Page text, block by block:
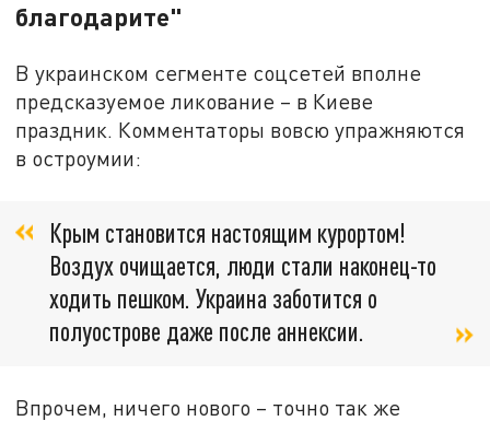
благодарите"
В украинском сегменте соцсетей вполне
предсказуемое ликование – в Киеве
праздник. Комментаторы вовсю упражняются
в остроумии:
Крым становится настоящим курортом!
Воздух очищается, люди стали наконец-то
ходить пешком. Украина заботится о
полуострове даже после аннексии.
Впрочем, ничего нового – точно так же